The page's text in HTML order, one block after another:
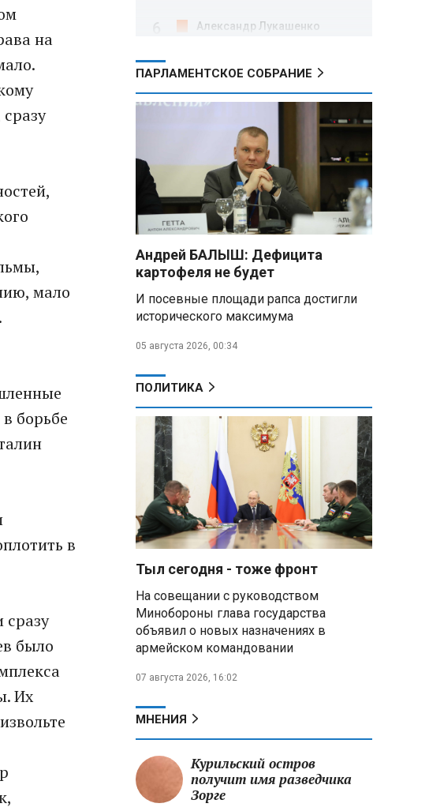
на
мало
борьбе
в
было
Их
Александр Лукашенко
НАТО
В Белгородской области при
новых атаках ВСУ пострадали
еще четыре человека
Александр Лукашенко о
работе Белкоопсоюза: «Если это
так, это жуть»
самых популярных зарубежных
городов у российских туристов
Минобороны РФ: при
освобождении Анискино ВСУ
военных сдалась в плен
Александр Лукашенко:
Россияне «услышали батьку» и
скупают пустующие дома в
белорусских деревнях
Алесандр Лукашенко назвал
работу сельской торговли
«неудовлетворительной» и
возмутился «просрочкой и
тухлятиной»
Владимир Путин обсудил с
меры по защите инфраструктуры
от терактов
Минобороны РФ: «Искандер»
ВСУ в Днепропетровской
e‑торговле, биржевому рынку и
ученым званиям
ПАРЛАМЕНТСКОЕ СОБРАНИЕ
Андрей БАЛЫШ: Дефицита
картофеля не будет
И посевные площади рапса достигли
исторического максимума
05 августа 2026, 00:34
ПОЛИТИКА
Тыл сегодня - тоже фронт
На совещании с руководством
Минобороны глава государства
объявил о новых назначениях в
армейском командовании
07 августа 2026, 16:02
МНЕНИЯ
Курильский остров
получит имя разведчика
Зорге